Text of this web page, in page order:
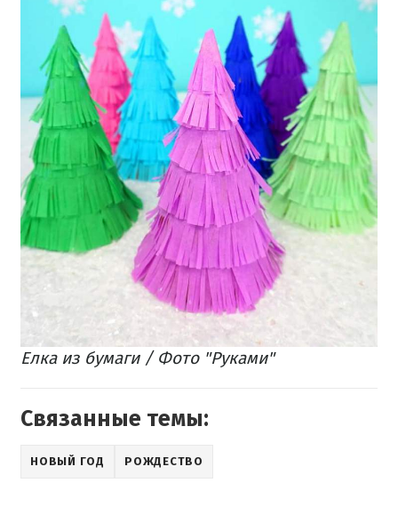
Елка из бумаги / Фото "Руками"
Связанные темы:
НОВЫЙ ГОД РОЖДЕСТВО